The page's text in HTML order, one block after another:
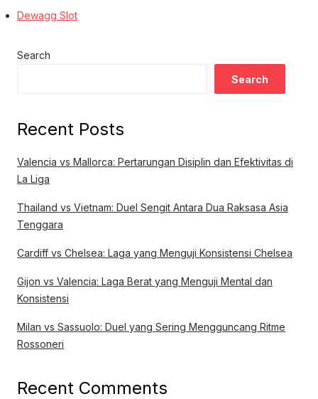
Dewagg Slot
Search
Search
Recent Posts
Valencia vs Mallorca: Pertarungan Disiplin dan Efektivitas di
La Liga
Thailand vs Vietnam: Duel Sengit Antara Dua Raksasa Asia
Tenggara
Cardiff vs Chelsea: Laga yang Menguji Konsistensi Chelsea
Gijon vs Valencia: Laga Berat yang Menguji Mental dan
Konsistensi
Milan vs Sassuolo: Duel yang Sering Mengguncang Ritme
Rossoneri
Recent Comments